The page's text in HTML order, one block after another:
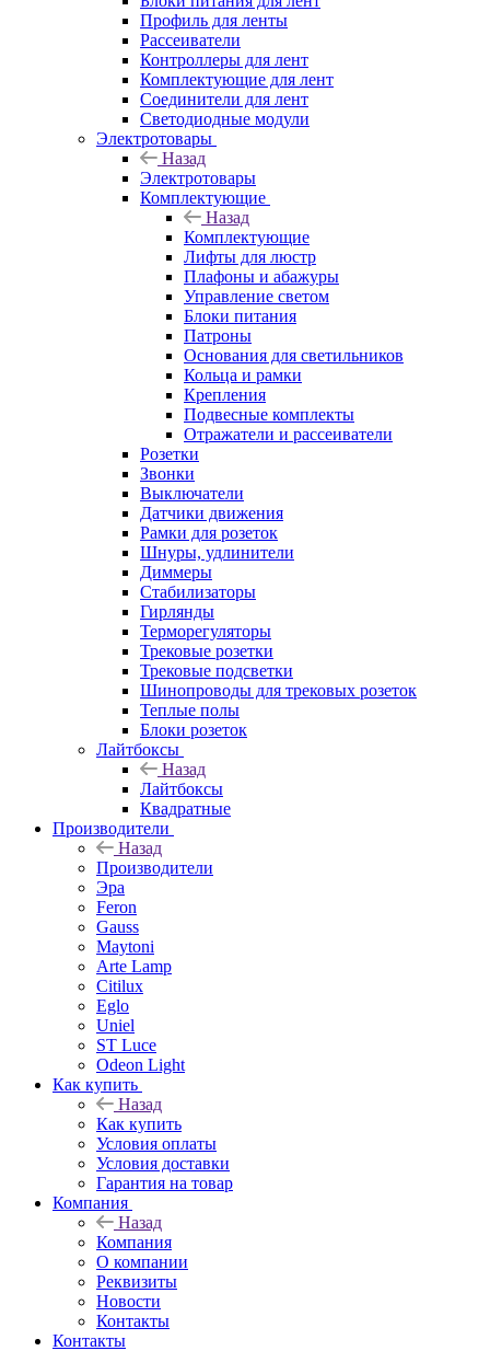
Профиль для ленты
Рассеиватели
Контроллеры для лент
Комплектующие для лент
Соединители для лент
Светодиодные модули
Электротовары
Назад
Электротовары
Комплектующие
Назад
Комплектующие
Лифты для люстр
Плафоны и абажуры
Управление светом
Блоки питания
Патроны
Основания для светильников
Кольца и рамки
Крепления
Подвесные комплекты
Отражатели и рассеиватели
Розетки
Звонки
Выключатели
Датчики движения
Рамки для розеток
Шнуры, удлинители
Диммеры
Стабилизаторы
Гирлянды
Терморегуляторы
Трековые розетки
Трековые подсветки
Шинопроводы для трековых розеток
Теплые полы
Блоки розеток
Лайтбоксы
Назад
Лайтбоксы
Квадратные
Производители
Назад
Производители
Эра
Feron
Gauss
Maytoni
Arte Lamp
Citilux
Eglo
Uniel
ST Luce
Odeon Light
Как купить
Назад
Как купить
Условия оплаты
Условия доставки
Гарантия на товар
Компания
Назад
Компания
О компании
Реквизиты
Новости
Контакты
Контакты